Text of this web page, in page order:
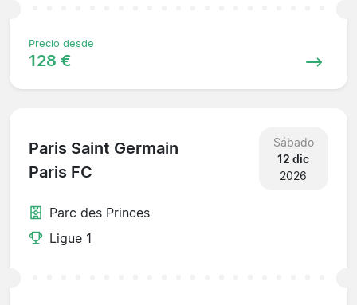
Precio desde
128 €
Paris Saint Germain
Paris FC
Sábado
12 dic
2026
Parc des Princes
Ligue 1